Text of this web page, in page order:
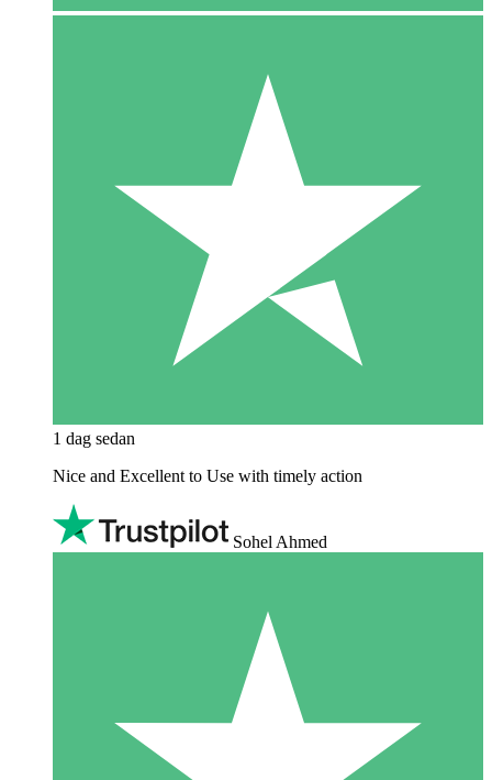
1 dag sedan
Nice and Excellent to Use with timely action
Sohel Ahmed